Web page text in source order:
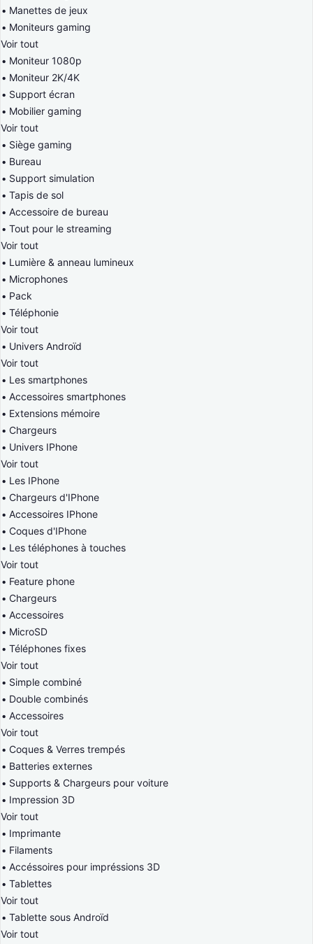
Manettes de jeux
Moniteurs gaming
Voir tout
Moniteur 1080p
Moniteur 2K/4K
Support écran
Mobilier gaming
Voir tout
Siège gaming
Bureau
Support simulation
Tapis de sol
Accessoire de bureau
Tout pour le streaming
Voir tout
Lumière & anneau lumineux
Microphones
Pack
Téléphonie
Voir tout
Univers Androïd
Voir tout
Les smartphones
Accessoires smartphones
Extensions mémoire
Chargeurs
Univers IPhone
Voir tout
Les IPhone
Chargeurs d'IPhone
Accessoires IPhone
Coques d'IPhone
Les téléphones à touches
Voir tout
Feature phone
Chargeurs
Accessoires
MicroSD
Téléphones fixes
Voir tout
Simple combiné
Double combinés
Accessoires
Voir tout
Coques & Verres trempés
Batteries externes
Supports & Chargeurs pour voiture
Impression 3D
Voir tout
Imprimante
Filaments
Accéssoires pour impréssions 3D
Tablettes
Voir tout
Tablette sous Androïd
Voir tout